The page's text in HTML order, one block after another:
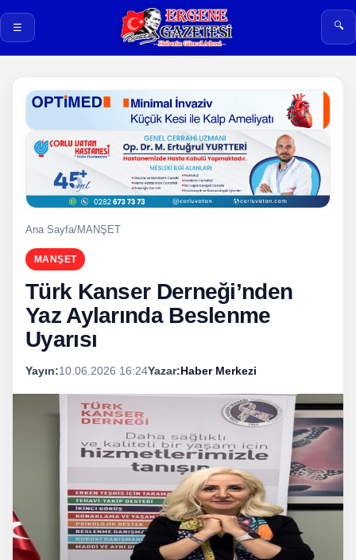
☰ 🔍
Ana Sayfa/MANŞET
MANŞET
Türk Kanser Derneği’nden
Yaz Aylarında Beslenme
Uyarısı
Yayın:10.06.2026 16:24Yazar:Haber Merkezi